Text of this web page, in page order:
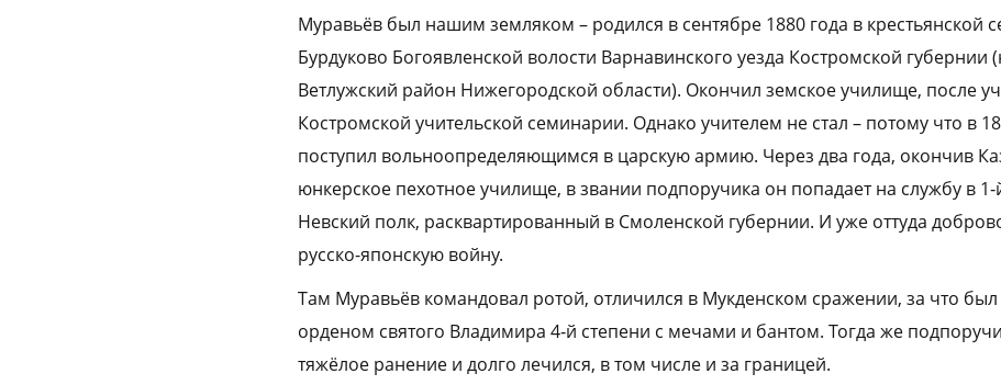
Муравьёв был нашим земляком – родился в сентябре 1880 года в крестьянской
Бурдуково Богоявленской волости Варнавинского уезда Костромской губернии
Ветлужский район Нижегородской области). Окончил земское училище, после
Костромской учительской семинарии. Однако учителем не стал – потому что в
поступил вольноопределяющимся в царскую армию. Через два года, окончив
юнкерское пехотное училище, в звании подпоручика он попадает на службу в
Невский полк, расквартированный в Смоленской губернии. И уже оттуда
русско-японскую войну.
Там Муравьёв командовал ротой, отличился в Мукденском сражении, за что
орденом святого Владимира 4‑й степени с мечами и бантом. Тогда же
тяжёлое ранение и долго лечился, в том числе и за границей.